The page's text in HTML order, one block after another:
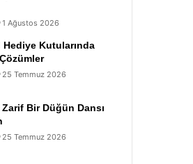
1 Ağustos 2026
Hediye Kutularında
25 Temmuz 2026
Bir Düğün Dansı
25 Temmuz 2026